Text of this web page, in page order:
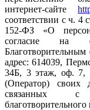
интернет-сайте
соответствии с ч. 4
152-ФЗ «О
согласие на
адрес: 614039,
34Б, 3 этаж, оф. 7,
(Оператор) своих
связанных с